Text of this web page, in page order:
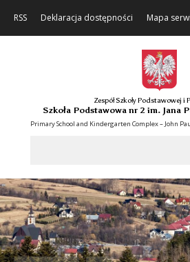
RSS Deklaracja dostępności Mapa
Zespół Szkoły Podstawowej i
Szkoła Podstawowa nr 2 im. Jana
Primary School and Kindergarten Complex – John